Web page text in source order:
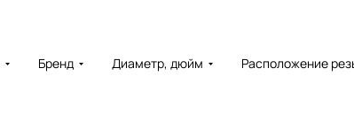
Бренд Диаметр, дюйм
Расположение